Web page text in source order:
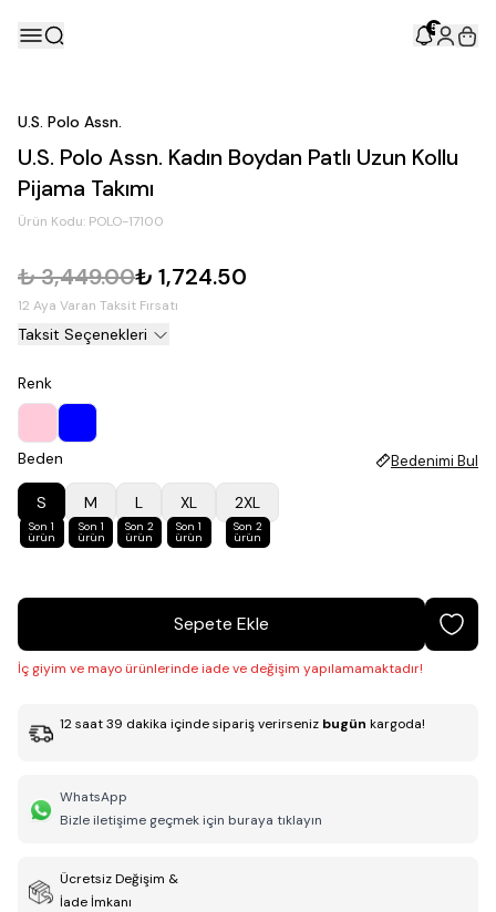
5
U.S. Polo Assn.
U.S. Polo Assn. Kadın Boydan Patlı Uzun Kollu
Pijama Takımı
Ürün Kodu: POLO-17100
₺ 3,449.00₺ 1,724.50
12 Aya Varan Taksit Fırsatı
Taksit Seçenekleri
Renk
Beden Bedenimi Bul
S
Son 1
ürün
M
Son 1
ürün
L
Son 2
ürün
XL
Son 1
ürün
2XL
Son 2
ürün
Sepete Ekle
İç giyim ve mayo ürünlerinde iade ve değişim yapılamamaktadır!
12saat39 dakika içinde sipariş verirseniz bugün kargoda!
WhatsApp
Bizle iletişime geçmek için buraya tıklayın
Ücretsiz Değişim &
İade İmkanı